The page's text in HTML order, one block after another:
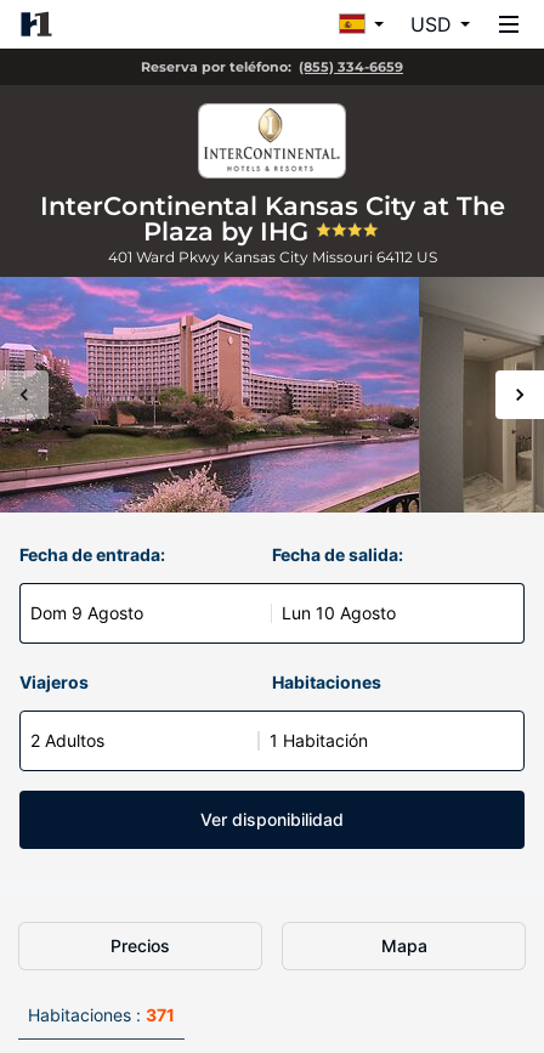
USD
Reserva por teléfono: (855) 334-6659
InterContinental Kansas City at The
Plaza by IHG
401 Ward Pkwy Kansas City Missouri 64112 US
Fecha de entrada:
Dom 9 Agosto
Fecha de salida:
Lun 10 Agosto
Viajeros Habitaciones
2 Adultos 1 Habitación
Ver disponibilidad
Precios Mapa
Habitaciones : 371